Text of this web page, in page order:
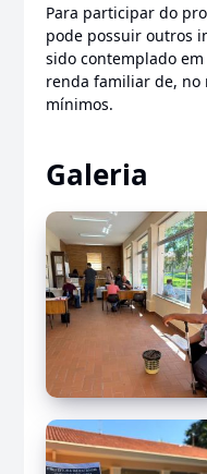
Para participar do
pode possuir outros
sido contemplado
renda familiar de, no
mínimos.
Galeria